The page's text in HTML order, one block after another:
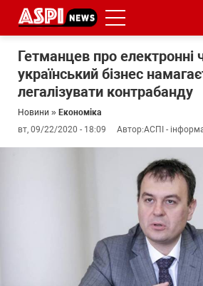
Гетманцев про електронні
український бізнес
легалізувати контрабанду
Новини » Економіка
вт, 09/22/2020 - 18:09
Автор:АСПІ -
#ДФС #Київ